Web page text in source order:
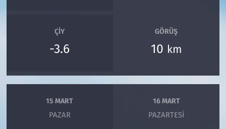
ÇIY
-3.6
GÖRÜŞ
10 km
15 MART
PAZAR
16 MART
PAZARTESI